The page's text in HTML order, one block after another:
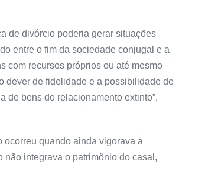
de divórcio poderia gerar situações
entre o fim da sociedade conjugal e a
com recursos próprios ou até mesmo
dever de fidelidade e a possibilidade de
de bens do relacionamento extinto”,
ocorreu quando ainda vigorava a
integrava o patrimônio do casal,